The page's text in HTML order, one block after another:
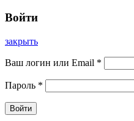
Войти
закрыть
Ваш логин или Email *
Пароль *
Войти